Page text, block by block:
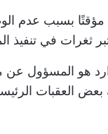
بسبب عدم
ثغرات في تنفيذ
هو المسؤول عن
بعض العقبات